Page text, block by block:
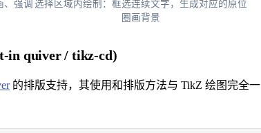
、强调 选择区域内绘制：框选连续文字，生成对应的原位
圈画背景
in quiver / tikz-cd)
的排版支持，其使用和排版方法与 TikZ 绘图完全一